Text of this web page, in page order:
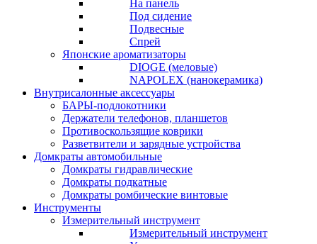
На панель
Под сидение
Подвесные
Спрей
Японские ароматизаторы
DIOGE (меловые)
NAPOLEX (нанокерамика)
Внутрисалонные аксессуары
БАРЫ-подлокотники
Держатели телефонов, планшетов
Противоскользящие коврики
Разветвители и зарядные устройства
Домкраты автомобильные
Домкраты гидравлические
Домкраты подкатные
Домкраты ромбические винтовые
Инструменты
Измерительный инструмент
Измерительный инструмент